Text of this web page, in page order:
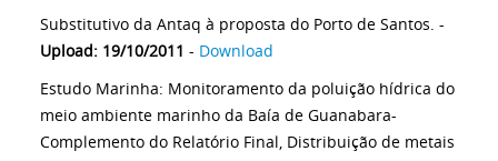
Substitutivo da Antaq à proposta do Porto de Santos. -
Upload: 19/10/2011 - Download
Estudo Marinha: Monitoramento da poluição hídrica do
meio ambiente marinho da Baía de Guanabara-
Complemento do Relatório Final, Distribuição de metais